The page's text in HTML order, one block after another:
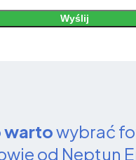
Wyślij
wartowybrać
od Neptun